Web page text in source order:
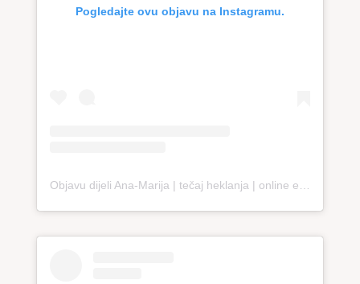
Pogledajte ovu objavu na Instagramu.